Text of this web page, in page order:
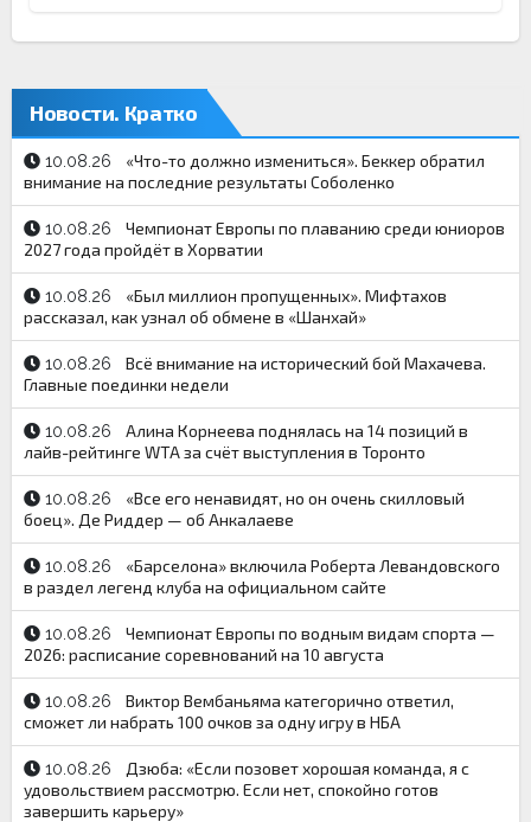
Новости. Кратко
10.08.26
«Что-то должно измениться». Беккер обратил
внимание на последние результаты Соболенко
10.08.26
Чемпионат Европы по плаванию среди юниоров
2027 года пройдёт в Хорватии
10.08.26
«Был миллион пропущенных». Мифтахов
рассказал, как узнал об обмене в «Шанхай»
10.08.26
Всё внимание на исторический бой Махачева.
Главные поединки недели
10.08.26
Алина Корнеева поднялась на 14 позиций в
лайв-рейтинге WTA за счёт выступления в Торонто
10.08.26
«Все его ненавидят, но он очень скилловый
боец». Де Риддер — об Анкалаеве
10.08.26
«Барселона» включила Роберта Левандовского
в раздел легенд клуба на официальном сайте
10.08.26
Чемпионат Европы по водным видам спорта —
2026: расписание соревнований на 10 августа
10.08.26
Виктор Вембаньяма категорично ответил,
сможет ли набрать 100 очков за одну игру в НБА
10.08.26
Дзюба: «Если позовет хорошая команда, я с
удовольствием рассмотрю. Если нет, спокойно готов
завершить карьеру»